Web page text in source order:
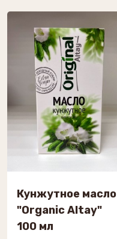
Кунжутное масло
"Organic Altay"
100 мл